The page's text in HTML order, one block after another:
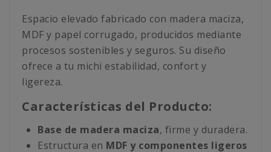
Espacio elevado fabricado con madera maciza,
MDF y papel corrugado, producidos mediante
procesos sostenibles y seguros. Su diseño
ofrece a tu michi estabilidad, confort y
ligereza.
Características del Producto:
Base de madera maciza, firme y duradera.
Estructura en MDF y componentes ligeros